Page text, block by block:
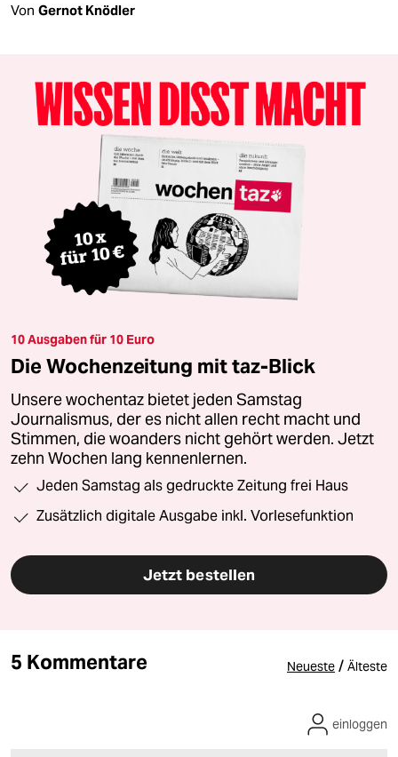
Von Gernot Knödler
10 Ausgaben für 10 Euro
Die Wochenzeitung mit taz-Blick
Unsere wochentaz bietet jeden Samstag
Journalismus, der es nicht allen recht macht und
Stimmen, die woanders nicht gehört werden. Jetzt
zehn Wochen lang kennenlernen.
Jeden Samstag als gedruckte Zeitung frei Haus
Zusätzlich digitale Ausgabe inkl. Vorlesefunktion
Jetzt bestellen
5 Kommentare Neueste / Älteste
einloggen